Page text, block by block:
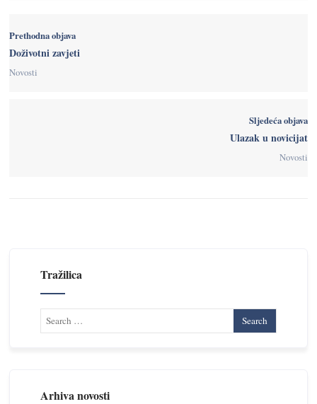
Prethodna objava
Doživotni zavjeti
Novosti
Sljedeća objava
Ulazak u novicijat
Novosti
Tražilica
Arhiva novosti